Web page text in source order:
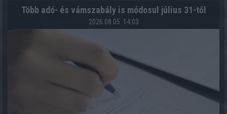
Több adó- és vámszabály is módosul július 31-től
2026.08.05. 14:03